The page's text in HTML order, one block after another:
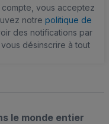
vous acceptez
notre politique de
des notifications par
désinscrire à tout
le monde entier